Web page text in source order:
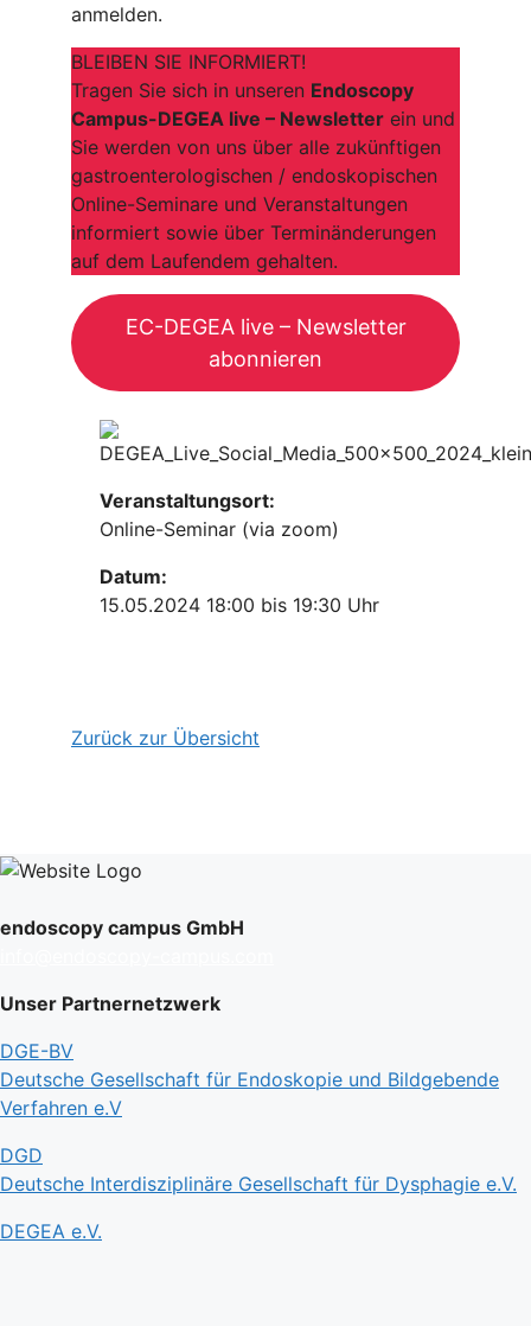
anmelden.
BLEIBEN SIE INFORMIERT!
Tragen Sie sich in unseren Endoscopy
Campus-DEGEA live – Newsletter ein und
Sie werden von uns über alle zukünftigen
gastroenterologischen / endoskopischen
Online-Seminare und Veranstaltungen
informiert sowie über Terminänderungen
auf dem Laufendem gehalten.
EC-DEGEA live – Newsletter
abonnieren
Veranstaltungsort:
Online-Seminar (via zoom)
Datum:
15.05.2024 18:00 bis 19:30 Uhr
Zurück zur Übersicht
endoscopy campus GmbH
Unser Partnernetzwerk
DGE-BV
Deutsche Gesellschaft für Endoskopie und Bildgebende
Verfahren e.V
DGD
Deutsche Interdisziplinäre Gesellschaft für Dysphagie e.V.
DEGEA e.V.